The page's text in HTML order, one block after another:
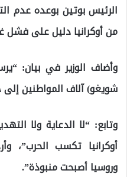
الرئيس بوتين بوعده عدم
من أوكرانيا دليل على فشل
وأضاف الوزير في بيان:
شويغو) آلاف المواطنين
وتابع: “لا الدعاية ولا
أوكرانيا تكسب الحرب”،
وروسيا أصبحت منبوذة”.